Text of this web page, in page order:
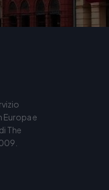
e
The